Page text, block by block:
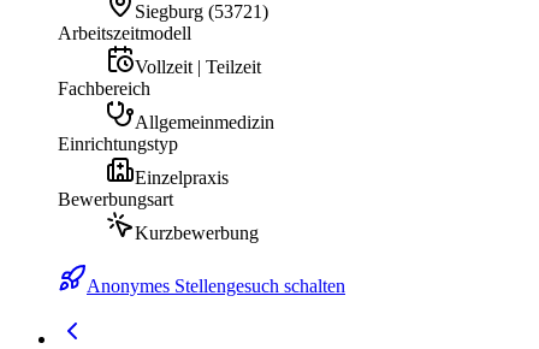
Siegburg (53721)
Arbeitszeitmodell
Vollzeit | Teilzeit
Fachbereich
Allgemeinmedizin
Einrichtungstyp
Einzelpraxis
Bewerbungsart
Kurzbewerbung
Anonymes Stellengesuch schalten